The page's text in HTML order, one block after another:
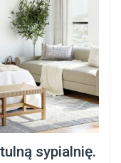
sypialnię.